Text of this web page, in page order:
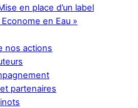
en place d’un label
en Eau »
nos actions
partenaires